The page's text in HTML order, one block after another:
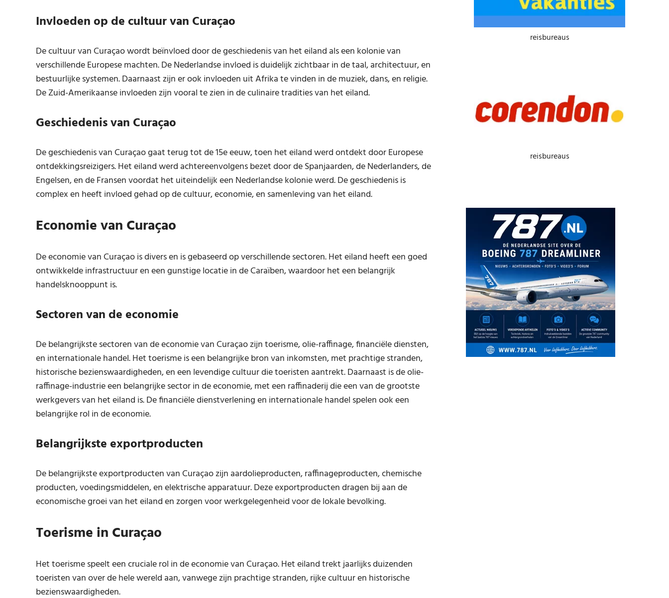
Invloeden op de cultuur van Curaçao
De cultuur van Curaçao wordt beïnvloed door de geschiedenis van het eiland als een kolonie van
verschillende Europese machten. De Nederlandse invloed is duidelijk zichtbaar in de taal, architectuur, en
bestuurlijke systemen. Daarnaast zijn er ook invloeden uit Afrika te vinden in de muziek, dans, en religie.
De Zuid-Amerikaanse invloeden zijn vooral te zien in de culinaire tradities van het eiland.
Geschiedenis van Curaçao
De geschiedenis van Curaçao gaat terug tot de 15e eeuw, toen het eiland werd ontdekt door Europese
ontdekkingsreizigers. Het eiland werd achtereenvolgens bezet door de Spanjaarden, de Nederlanders, de
Engelsen, en de Fransen voordat het uiteindelijk een Nederlandse kolonie werd. De geschiedenis is
complex en heeft invloed gehad op de cultuur, economie, en samenleving van het eiland.
Economie van Curaçao
De economie van Curaçao is divers en is gebaseerd op verschillende sectoren. Het eiland heeft een goed
ontwikkelde infrastructuur en een gunstige locatie in de Caraïben, waardoor het een belangrijk
handelsknooppunt is.
Sectoren van de economie
De belangrijkste sectoren van de economie van Curaçao zijn toerisme, olie-raffinage, financiële diensten,
en internationale handel. Het toerisme is een belangrijke bron van inkomsten, met prachtige stranden,
historische bezienswaardigheden, en een levendige cultuur die toeristen aantrekt. Daarnaast is de olie-
raffinage-industrie een belangrijke sector in de economie, met een raffinaderij die een van de grootste
werkgevers van het eiland is. De financiële dienstverlening en internationale handel spelen ook een
belangrijke rol in de economie.
Belangrijkste exportproducten
De belangrijkste exportproducten van Curaçao zijn aardolieproducten, raffinageproducten, chemische
producten, voedingsmiddelen, en elektrische apparatuur. Deze exportproducten dragen bij aan de
economische groei van het eiland en zorgen voor werkgelegenheid voor de lokale bevolking.
Toerisme in Curaçao
Het toerisme speelt een cruciale rol in de economie van Curaçao. Het eiland trekt jaarlijks duizenden
toeristen van over de hele wereld aan, vanwege zijn prachtige stranden, rijke cultuur en historische
bezienswaardigheden.
reisbureaus
reisbureaus